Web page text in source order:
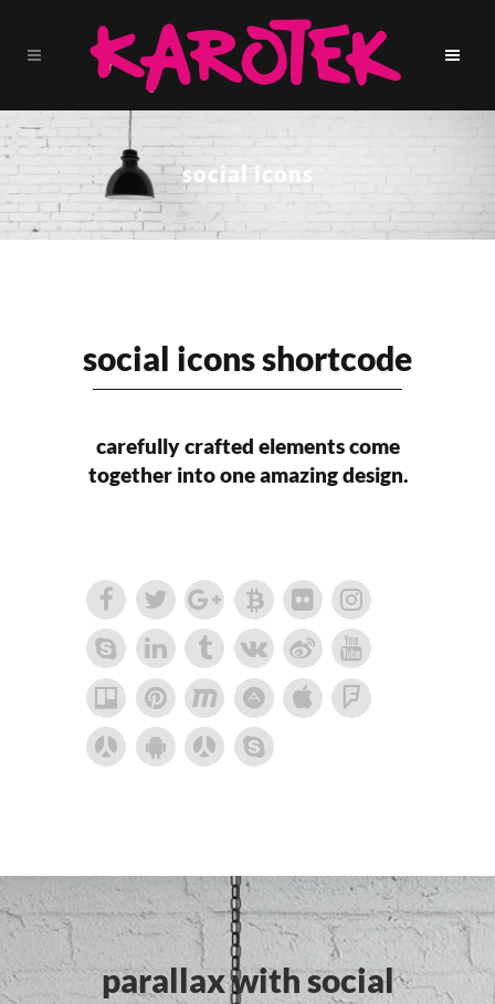
social icons
social icons shortcode
carefully crafted elements come
together into one amazing design.
parallax with social